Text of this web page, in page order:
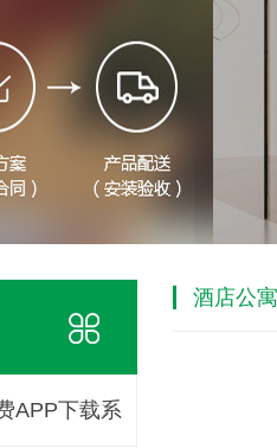
APP下载系
酒店公